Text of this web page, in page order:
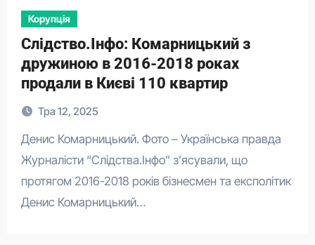
Корупція
Слідство.Інфо: Комарницький з
дружиною в 2016-2018 роках
продали в Києві 110 квартир
Тра 12, 2025
Денис Комарницький. Фото – Українська правда
Журналісти “Слідства.Інфо” з’ясували, що
протягом 2016-2018 років бізнесмен та експолітик
Денис Комарницький…